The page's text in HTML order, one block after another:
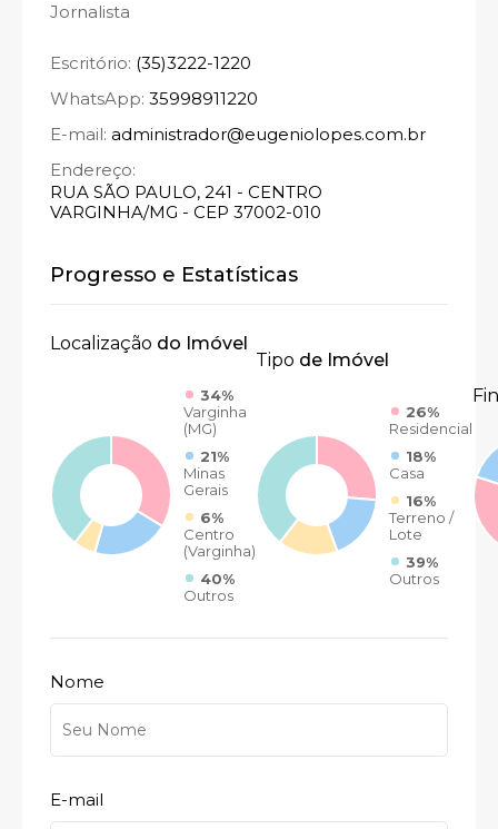
Jornalista
Escritório: (35)3222-1220
WhatsApp: 35998911220
E-mail: administrador@eugeniolopes.com.br
Endereço:
RUA SÃO PAULO, 241 - CENTRO
VARGINHA/MG - CEP 37002-010
Progresso e Estatísticas
Localização do Imóvel
34%
Varginha
(MG)
21%
Minas
Gerais
6%
Centro
(Varginha)
40%
Outros
Tipo de Imóvel
26%
Residencial
18%
Casa
16%
Terreno /
Lote
39%
Outros
Nome
E-mail